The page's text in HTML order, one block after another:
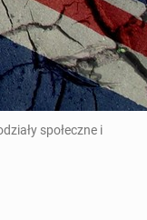
społeczne i